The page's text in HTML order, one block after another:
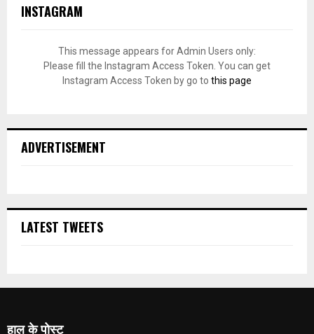
INSTAGRAM
This message appears for Admin Users only:
Please fill the Instagram Access Token. You can get
Instagram Access Token by go to this page
ADVERTISEMENT
LATEST TWEETS
हाल के पोस्ट